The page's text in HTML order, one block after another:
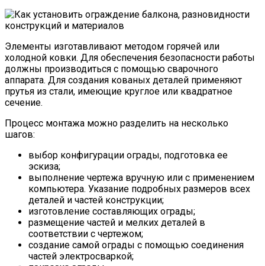
Элементы изготавливают методом горячей или
холодной ковки. Для обеспечения безопасности работы
должны производиться с помощью сварочного
аппарата. Для создания кованых деталей применяют
прутья из стали, имеющие круглое или квадратное
сечение.
Процесс монтажа можно разделить на несколько
шагов:
выбор конфигурации ограды, подготовка ее
эскиза;
выполнение чертежа вручную или с применением
компьютера. Указание подробных размеров всех
деталей и частей конструкции;
изготовление составляющих ограды;
размещение частей и мелких деталей в
соответствии с чертежом;
создание самой ограды с помощью соединения
частей электросваркой;